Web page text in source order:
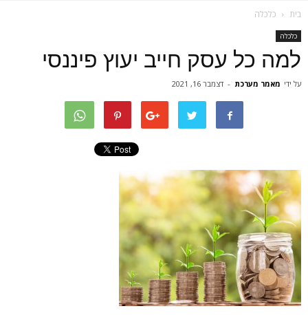
בית כלכלה
כלכלה
למה כל עסק חייב יעוץ פיננסי
על ידי מאמר מערכת - דצמבר 16, 2021